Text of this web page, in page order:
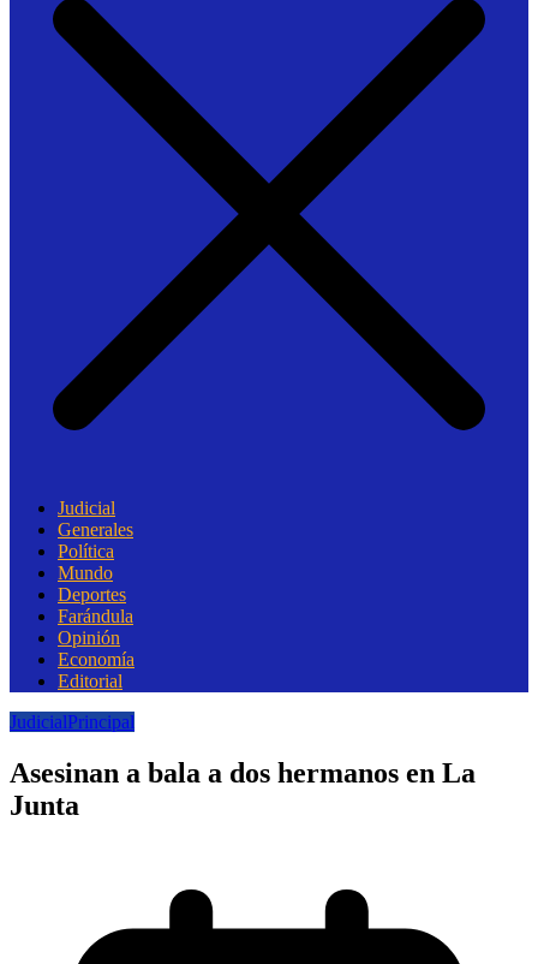
Judicial
Generales
Política
Mundo
Deportes
Farándula
Opinión
Economía
Editorial
JudicialPrincipal
Asesinan a bala a dos hermanos en La
Junta